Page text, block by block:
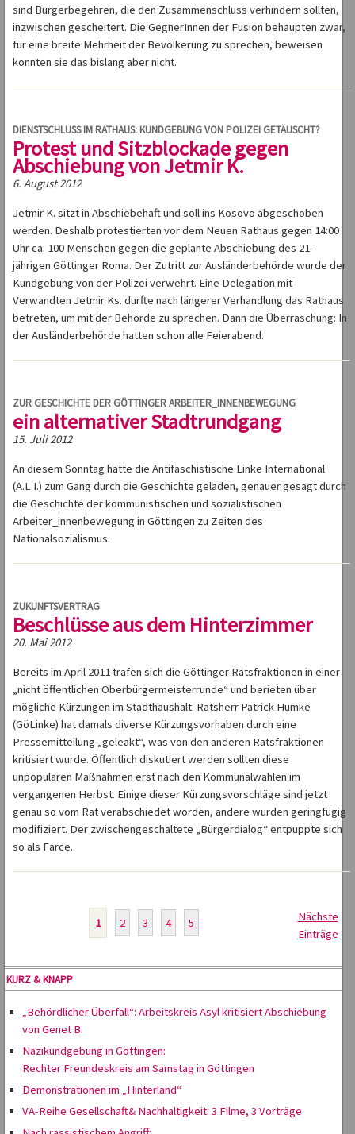
sind Bürgerbegehren, die den Zusammenschluss verhindern sollten,
inzwischen gescheitert. Die GegnerInnen der Fusion behaupten zwar,
für eine breite Mehrheit der Bevölkerung zu sprechen, beweisen
konnten sie das bislang aber nicht.
DIENSTSCHLUSS IM RATHAUS: KUNDGEBUNG VON POLIZEI GETÄUSCHT?
Protest und Sitzblockade gegen
Abschiebung von Jetmir K.
6. August 2012
Jetmir K. sitzt in Abschiebehaft und soll ins Kosovo abgeschoben
werden. Deshalb protestierten vor dem Neuen Rathaus gegen 14:00
Uhr ca. 100 Menschen gegen die geplante Abschiebung des 21-
jährigen Göttinger Roma. Der Zutritt zur Ausländerbehörde wurde der
Kundgebung von der Polizei verwehrt. Eine Delegation mit
Verwandten Jetmir Ks. durfte nach längerer Verhandlung das Rathaus
betreten, um mit der Behörde zu sprechen. Dann die Überraschung: In
der Ausländerbehörde hatten schon alle Feierabend.
ZUR GESCHICHTE DER GÖTTINGER ARBEITER_INNENBEWEGUNG
ein alternativer Stadtrundgang
15. Juli 2012
An diesem Sonntag hatte die Antifaschistische Linke International
(A.L.I.) zum Gang durch die Geschichte geladen, genauer gesagt durch
die Geschichte der kommunistischen und sozialistischen
Arbeiter_innenbewegung in Göttingen zu Zeiten des
Nationalsozialismus.
ZUKUNFTSVERTRAG
Beschlüsse aus dem Hinterzimmer
20. Mai 2012
Bereits im April 2011 trafen sich die Göttinger Ratsfraktionen in einer
„nicht öffentlichen Oberbürgermeisterrunde“ und berieten über
mögliche Kürzungen im Stadthaushalt. Ratsherr Patrick Humke
(GöLinke) hat damals diverse Kürzungsvorhaben durch eine
Pressemitteilung „geleakt“, was von den anderen Ratsfraktionen
kritisiert wurde. Öffentlich diskutiert werden sollten diese
unpopulären Maßnahmen erst nach den Kommunalwahlen im
vergangenen Herbst. Einige dieser Kürzungsvorschläge sind jetzt
genau so vom Rat verabschiedet worden, andere wurden geringfügig
modifiziert. Der zwischengeschaltete „Bürgerdialog“ entpuppte sich
so als Farce.
1 2 3 4 5
Nächste
Einträge
KURZ & KNAPP
„Behördlicher Überfall“: Arbeitskreis Asyl kritisiert Abschiebung
von Genet B.
Nazikundgebung in Göttingen:
Rechter Freundeskreis am Samstag in Göttingen
Demonstrationen im „Hinterland“
VA-Reihe Gesellschaft& Nachhaltigkeit: 3 Filme, 3 Vorträge